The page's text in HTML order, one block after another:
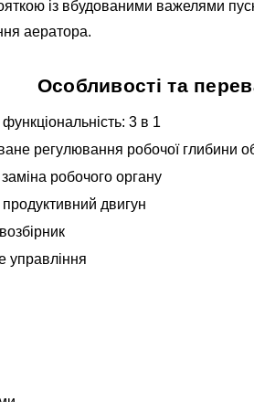
із вбудованими важелями
аератора.
Особливості та
3 в 1
регулювання робочої глибини
робочого органу
двигун
управління